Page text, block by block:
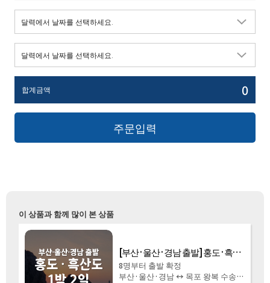
합계금액 0
주문입력
이 상품과 함께 많이 본 상품
[씨플라워호] 대마도 1박2일 패키지(BBQ+유유롯지펜션 또는 이즈하라 숙박)
BBQ+유유롯지펜션 또는 이즈하라
숙박